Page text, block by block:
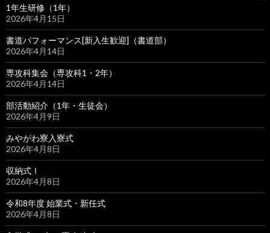
1年生研修（1年）
2026年4月15日
書道パフォーマンス[新入生歓迎]（書道部）
2026年4月14日
専攻科集会（専攻科1・2年）
2026年4月14日
部活動紹介（1年・生徒会）
2026年4月9日
みやがわ寮入寮式
2026年4月8日
収納式Ⅰ
2026年4月8日
令和8年度 始業式・新任式
2026年4月8日